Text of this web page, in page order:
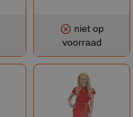
niet op
voorraad